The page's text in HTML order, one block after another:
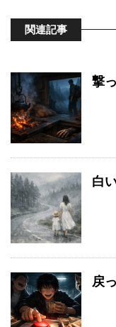
関連記事
撃
白
戻